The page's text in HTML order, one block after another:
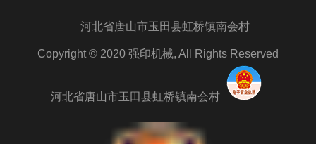
河北省唐山市玉田县虹桥镇南会村
Copyright © 2020 强印机械, All Rights Reserved
河北省唐山市玉田县虹桥镇南会村